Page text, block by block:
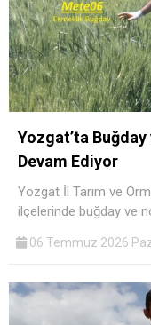
Yozgat’ta
Devam Ediyor
Yozgat İl Tarım ve
ilçelerinde buğday ve
06 Temmuz 2026